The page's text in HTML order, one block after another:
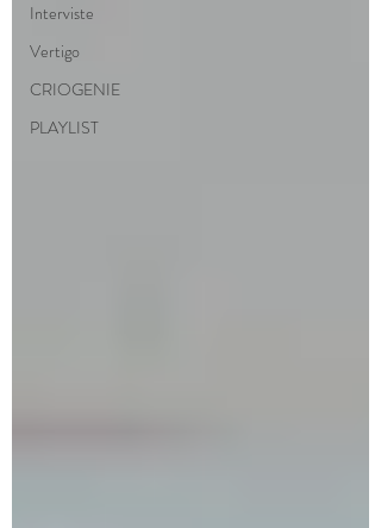
Interviste
Vertigo
CRIOGENIE
PLAYLIST